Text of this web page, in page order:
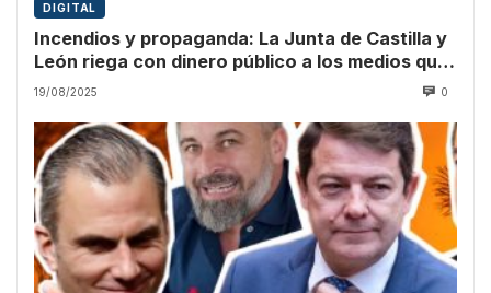
DIGITAL
Incendios y propaganda: La Junta de Castilla y
León riega con dinero público a los medios que
culpan a Sánchez
19/08/2025 0